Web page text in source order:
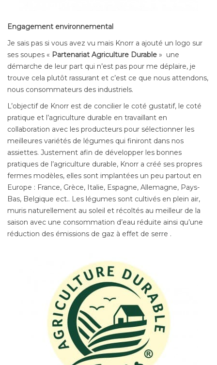
Engagement environnemental
Je sais pas si vous avez vu mais Knorr a ajouté un logo sur
ses soupes « Partenariat Agriculture Durable » une
démarche de leur part qui n’est pas pour me déplaire, je
trouve cela plutôt rassurant et c’est ce que nous attendons,
nous consommateurs des industriels.
L’objectif de Knorr est de concilier le coté gustatif, le coté
pratique et l’agriculture durable en travaillant en
collaboration avec les producteurs pour sélectionner les
meilleures variétés de légumes qui finiront dans nos
assiettes. Justement afin de développer les bonnes
pratiques de l’agriculture durable, Knorr a créé ses propres
fermes modèles, elles sont implantées un peu partout en
Europe : France, Grèce, Italie, Espagne, Allemagne, Pays-
Bas, Belgique ect.. Les légumes sont cultivés en plein air,
muris naturellement au soleil et récoltés au meilleur de la
saison avec une consommation d’eau réduite ainsi qu’une
réduction des émissions de gaz à effet de serre .